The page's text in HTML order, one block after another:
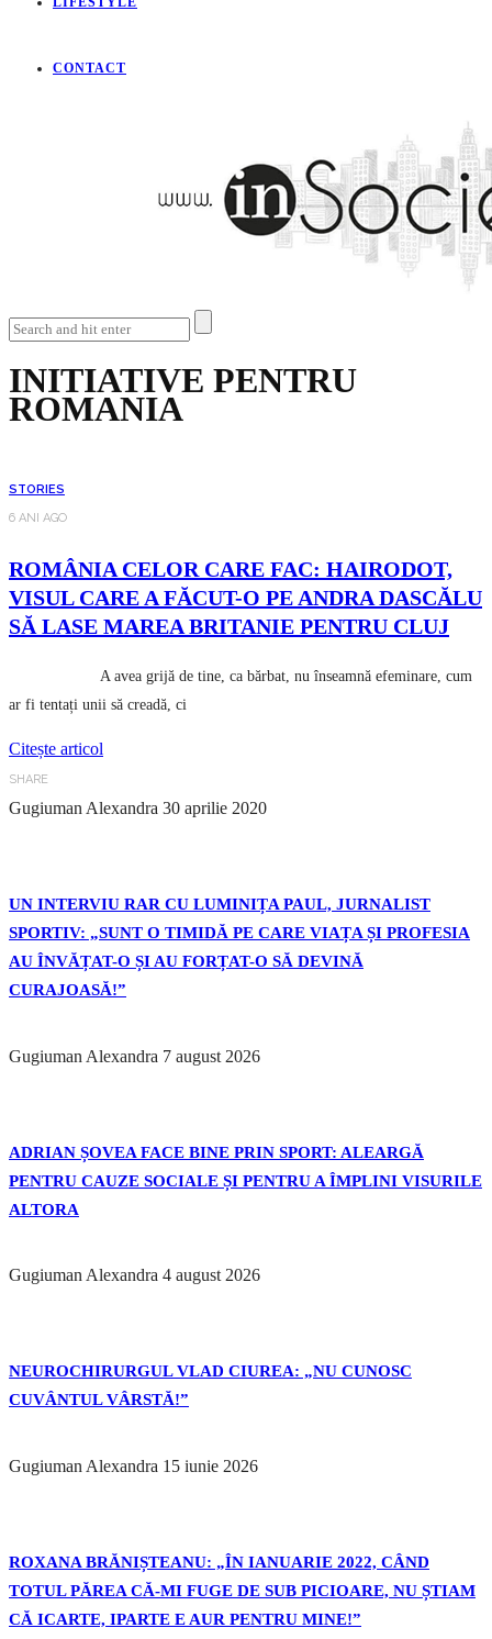
CONTACT
INITIATIVE PENTRU
ROMANIA
STORIES
6 ANI AGO
ROMÂNIA CELOR CARE FAC: HAIRODOT,
VISUL CARE A FĂCUT-O PE ANDRA DASCĂLU
SĂ LASE MAREA BRITANIE PENTRU CLUJ
A avea grijă de tine, ca bărbat, nu înseamnă efeminare, cum
ar fi tentați unii să creadă, ci
Citește articol
SHARE
Gugiuman Alexandra 30 aprilie 2020
UN INTERVIU RAR CU LUMINIȚA PAUL, JURNALIST
SPORTIV: „SUNT O TIMIDĂ PE CARE VIAȚA ȘI PROFESIA
AU ÎNVĂȚAT-O ȘI AU FORȚAT-O SĂ DEVINĂ
CURAJOASĂ!”
Gugiuman Alexandra 7 august 2026
ADRIAN ȘOVEA FACE BINE PRIN SPORT: ALEARGĂ
PENTRU CAUZE SOCIALE ȘI PENTRU A ÎMPLINI VISURILE
ALTORA
Gugiuman Alexandra 4 august 2026
NEUROCHIRURGUL VLAD CIUREA: „NU CUNOSC
CUVÂNTUL VÂRSTĂ!”
Gugiuman Alexandra 15 iunie 2026
ROXANA BRĂNIȘTEANU: „ÎN IANUARIE 2022, CÂND
TOTUL PĂREA CĂ-MI FUGE DE SUB PICIOARE, NU ȘTIAM
CĂ ICARTE, IPARTE E AUR PENTRU MINE!”